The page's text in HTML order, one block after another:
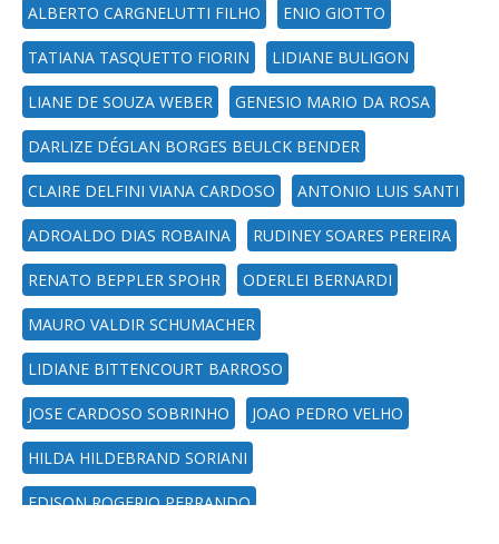
ALBERTO CARGNELUTTI FILHO ENIO GIOTTO
TATIANA TASQUETTO FIORIN LIDIANE BULIGON
LIANE DE SOUZA WEBER GENESIO MARIO DA ROSA
DARLIZE DÉGLAN BORGES BEULCK BENDER
CLAIRE DELFINI VIANA CARDOSO ANTONIO LUIS SANTI
ADROALDO DIAS ROBAINA RUDINEY SOARES PEREIRA
RENATO BEPPLER SPOHR ODERLEI BERNARDI
MAURO VALDIR SCHUMACHER
LIDIANE BITTENCOURT BARROSO
JOSE CARDOSO SOBRINHO JOAO PEDRO VELHO
HILDA HILDEBRAND SORIANI
EDISON ROGERIO PERRANDO